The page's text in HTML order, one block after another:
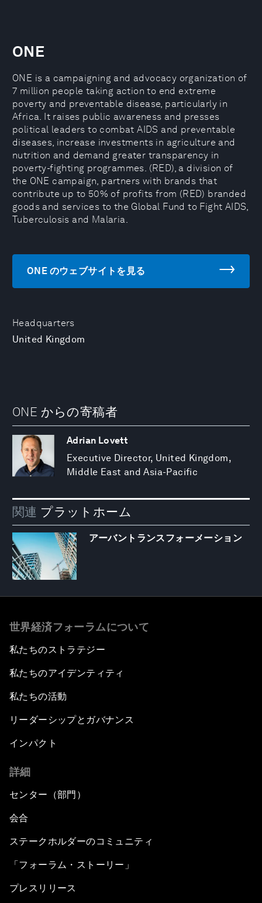
Headquarters
United Kingdom
ONE
ONE is a campaigning and advocacy organization of
7 million people taking action to end extreme
poverty and preventable disease, particularly in
Africa. It raises public awareness and presses
political leaders to combat AIDS and preventable
diseases, increase investments in agriculture and
nutrition and demand greater transparency in
poverty-fighting programmes. (RED), a division of
the ONE campaign, partners with brands that
contribute up to 50% of profits from (RED) branded
goods and services to the Global Fund to Fight AIDS,
Tuberculosis and Malaria.
ONE のウェブサイトを見る
ONE からの寄稿者
Adrian Lovett
Executive Director, United Kingdom,
Middle East and Asia-Pacific
関連 プラットホーム
アーバントランスフォーメーション
世界経済フォーラムについて
私たちのストラテジー
私たちのアイデンティティ
私たちの活動
リーダーシップとガバナンス
インパクト
詳細
センター（部門）
会合
ステークホルダーのコミュニティ
「フォーラム・ストーリー」
プレスリリース